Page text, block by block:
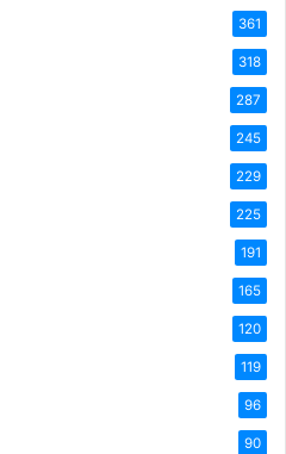
361
318
287
245
229
225
191
165
120
119
96
90